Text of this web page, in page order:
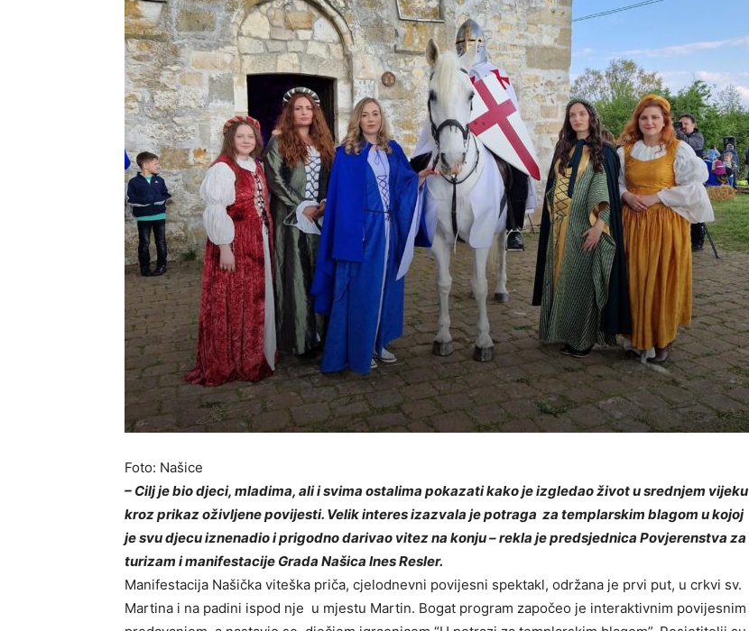
Foto: Našice
– Cilj je bio djeci, mladima, ali i svima ostalima pokazati kako je izgledao život u srednjem vijeku
kroz prikaz oživljene povijesti. Velik interes izazvala je potraga za templarskim blagom u kojoj
je svu djecu iznenadio i prigodno darivao vitez na konju – rekla je predsjednica Povjerenstva za
turizam i manifestacije Grada Našica Ines Resler.
Manifestacija Našička viteška priča, cjelodnevni povijesni spektakl, održana je prvi put, u crkvi sv.
Martina i na padini ispod nje u mjestu Martin. Bogat program započeo je interaktivnim povijesnim